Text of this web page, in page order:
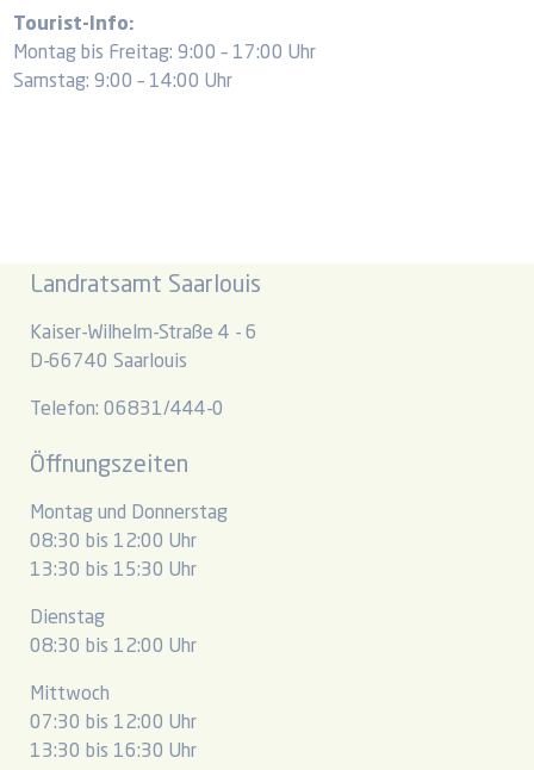
Tourist-Info:
Montag bis Freitag: 9:00 – 17:00 Uhr
Samstag: 9:00 – 14:00 Uhr
Landratsamt Saarlouis
Kaiser-Wilhelm-Straße 4 - 6
D-66740 Saarlouis
Telefon: 06831/444-0
Öffnungszeiten
Montag und Donnerstag
08:30 bis 12:00 Uhr
13:30 bis 15:30 Uhr
Dienstag
08:30 bis 12:00 Uhr
Mittwoch
07:30 bis 12:00 Uhr
13:30 bis 16:30 Uhr